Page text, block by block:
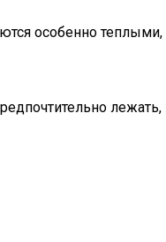
особенно теплыми,